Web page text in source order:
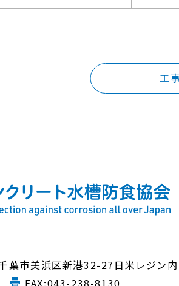
工
葉市美浜区新港32-27 日米レジン内
FAX:043-238-8130